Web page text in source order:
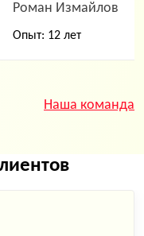
Роман Измайлов
Опыт: 12 лет
Наша команда